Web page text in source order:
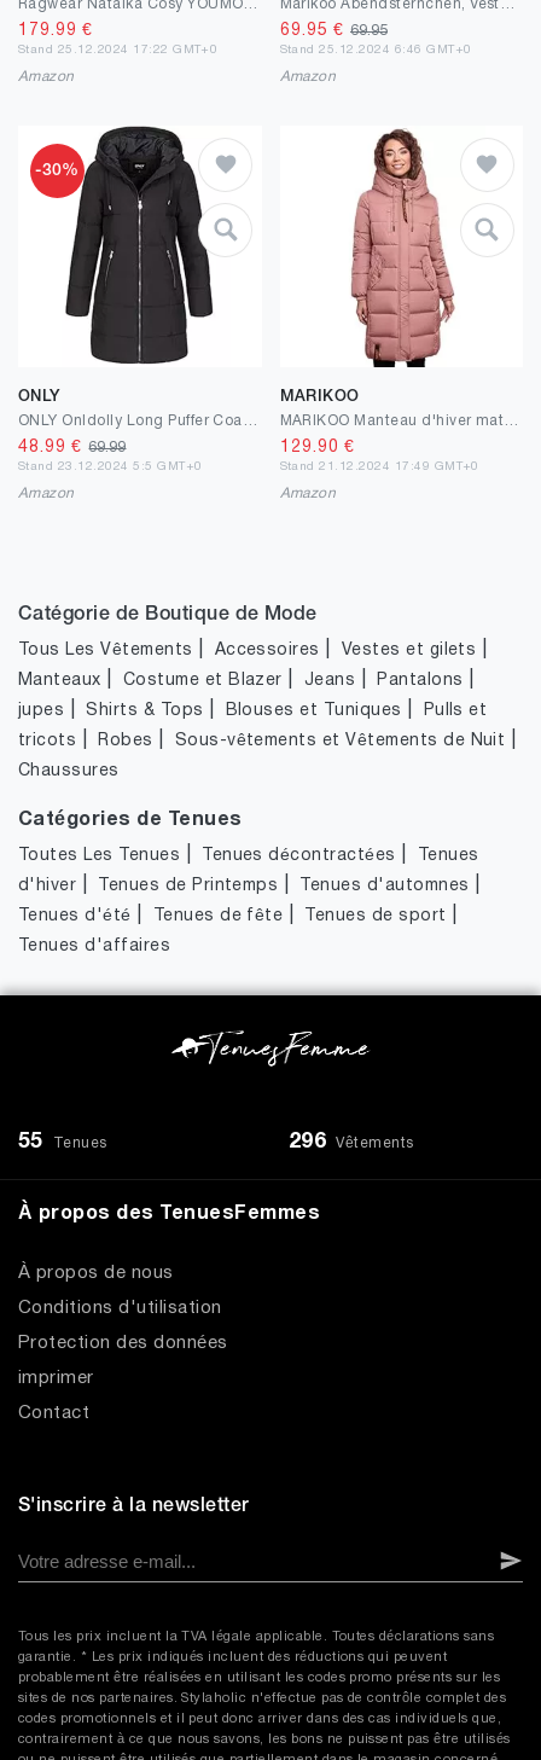
179.99 €
Stand 25.12.2024 17:22 GMT+0
Amazon
69.95 € 69.95
Stand 25.12.2024 6:46 GMT+0
Amazon
-30%
ONLY
48.99 €69.99
Stand 23.12.2024 5:5 GMT+0
Amazon
MARIKOO
129.90 €
Stand 21.12.2024 17:49 GMT+0
Amazon
Catégorie de Boutique de Mode
Tous Les Vêtements Accessoires Vestes et gilets
Manteaux Costume et Blazer Jeans Pantalons
jupes |Shirts & Tops Blouses et Tuniques
Pulls et
tricots
Robes Sous-vêtements et Vêtements de Nuit
Chaussures
Catégories de Tenues
Toutes Les Tenues Tenues décontractées
Tenues
d'hiver
Tenues de Printemps Tenues d'automnes
Tenues d'été Tenues de fête Tenues de sport
Tenues d'affaires
55 Tenues 296 Vêtements
À propos des TenuesFemmes
À propos de nous
Conditions d'utilisation
Protection des données
imprimer
Contact
S'inscrire à la newsletter
Tous les prix incluent la TVA légale applicable. Toutes déclarations sans
garantie. * Les prix indiqués incluent des réductions qui peuvent
probablement être réalisées en utilisant les codes promo présents sur les
sites de nos partenaires. Stylaholic n'effectue pas de contrôle complet des
codes promotionnels et il peut donc arriver dans des cas individuels que,
contrairement à ce que nous savons, les bons ne puissent pas être utilisés